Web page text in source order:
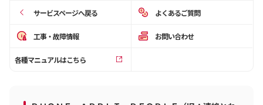
お知らせ サポートサイトの使い方
OCNのお客さまはこちら
オフィシャルサイト
サービスページへ戻る よくあるご質問
工事・故障情報 お問い合わせ
各種マニュアルはこちら